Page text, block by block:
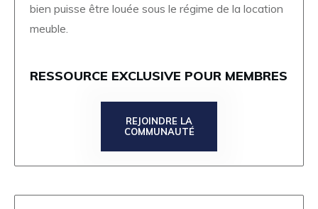
bien puisse être louée sous le régime de la location
meuble.
RESSOURCE EXCLUSIVE POUR MEMBRES
REJOINDRE LA
COMMUNAUTÉ